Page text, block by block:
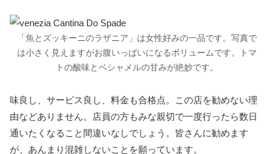
「魚とズッキーニのラザニア」は女性好みの一品です。写真で
は小さく見えますがお腹いっぱいになるボリュームです。トマ
トの酸味とベシャメルの甘みが絶妙です。
味良し、サービス良し、料金も合格点。この店を勧めない理
由などありません。店員の方もみな親切で一度行ったら数日
通いたくなること間違いなしでしょう。皆さんに勧めます
が、あんまり混雑しないことを願っています。